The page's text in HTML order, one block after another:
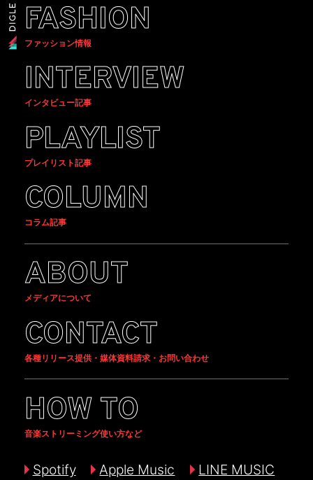
FASHION
ファッション情報
INTERVIEW
インタビュー記事
PLAYLIST
プレイリスト記事
COLUMN
コラム記事
ABOUT
メディアについて
CONTACT
各種リリース提供・媒体資料請求・お問い合わせ
HOW TO
音楽ストリーミング使い方など
Spotify Apple Music
LINE MUSIC